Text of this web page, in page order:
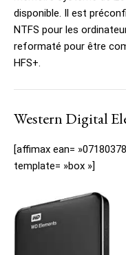
disponible. Il est
NTFS pour les
reformaté pour être
HFS+.
Western Digital
[affimax ean=
template= »box »]